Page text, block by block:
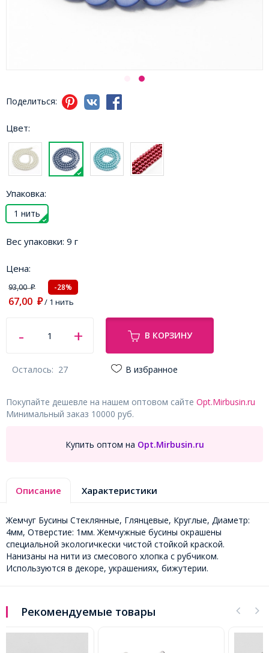
Поделиться:
Цвет:
Упаковка:
1 нить
Вес упаковки: 9 г
Цена:
93,00₽ -28%
67,00 ₽/ 1 нить
В КОРЗИНУ
Осталось: 27 В избранное
Покупайте дешевле на нашем оптовом сайте Opt.Mirbusin.ru
Минимальный заказ 10000 руб.
Купить оптом на Opt.Mirbusin.ru
Описание Характеристики
Жемчуг Бусины Стеклянные, Глянцевые, Круглые, Диаметр:
4мм, Отверстие: 1мм. Жемчужные бусины окрашены
специальной экологичкески чистой стойкой краской.
Нанизаны на нити из смесового хлопка с рубчиком.
Используются в декоре, украшениях, бижутерии.
Рекомендуемые товары